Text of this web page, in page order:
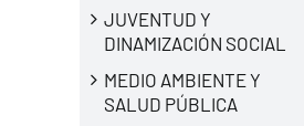
JUVENTUD Y
DINAMIZACIÓN SOCIAL
MEDIO AMBIENTE Y
SALUD PÚBLICA